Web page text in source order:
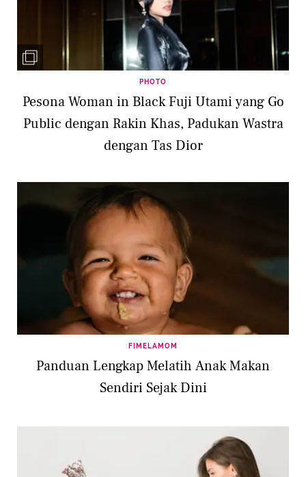
PHOTO
Pesona Woman in Black Fuji Utami yang Go
Public dengan Rakin Khas, Padukan Wastra
dengan Tas Dior
FIMELAMOM
Panduan Lengkap Melatih Anak Makan
Sendiri Sejak Dini